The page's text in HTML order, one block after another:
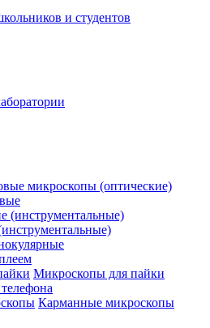
и студентов
микроскопы (оптические)
Микроскопы для пайки
Карманные микроскопы